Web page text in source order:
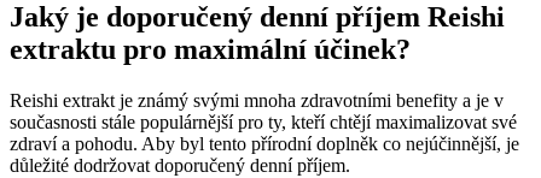
Jaký je doporučený denní příjem Reishi
extraktu pro maximální účinek?
Reishi extrakt je známý svými mnoha zdravotními benefity a je v
současnosti stále populárnější pro ty, kteří chtějí maximalizovat své
zdraví a pohodu. Aby byl tento přírodní doplněk co nejúčinnější, je
důležité dodržovat doporučený denní příjem.